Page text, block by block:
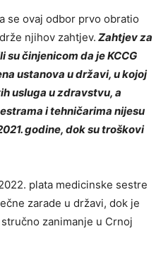
se ovaj odbor prvo obratio
njihov zahtjev. Zahtjev za
činjenicom da je KCCG
ustanova u državi, u kojoj
usluga u zdravstvu, a
i tehničarima nijesu
godine, dok su troškovi
plata medicinske sestre
zarade u državi, dok je
zanimanje u Crnoj